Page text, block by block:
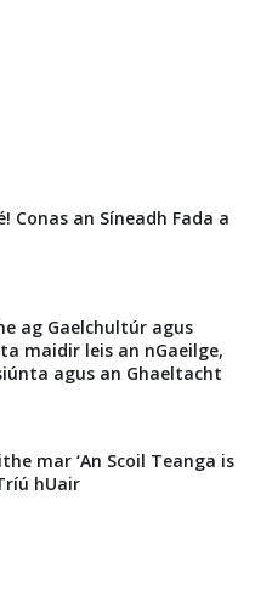
Conas an Síneadh Fada a
ag Gaelchultúr agus
maidir leis an nGaeilge,
agus an Ghaeltacht
mar ‘An Scoil Teanga is
hUair